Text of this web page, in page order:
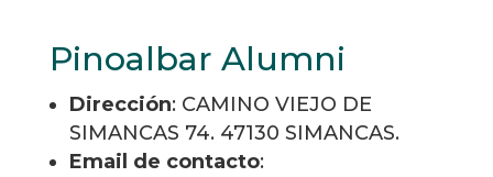
Pinoalbar Alumni
Dirección: CAMINO VIEJO DE
SIMANCAS 74. 47130 SIMANCAS.
Email de contacto: